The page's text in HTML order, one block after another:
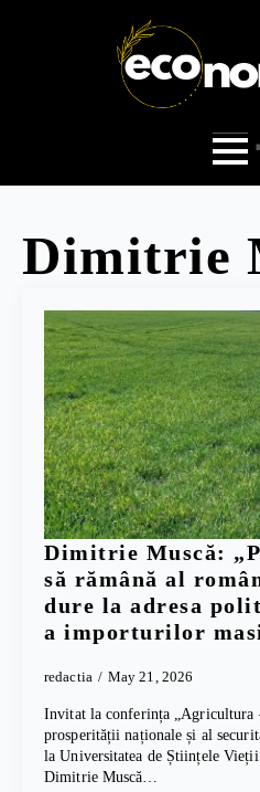
Dimitrie
Dimitrie Muscă:
să rămână al
dure la adresa
a importurilor
redactia May 21, 2026
Invitat la conferința „Agricultura
prosperității naționale și al
la Universitatea de Științele
Dimitrie Muscă…